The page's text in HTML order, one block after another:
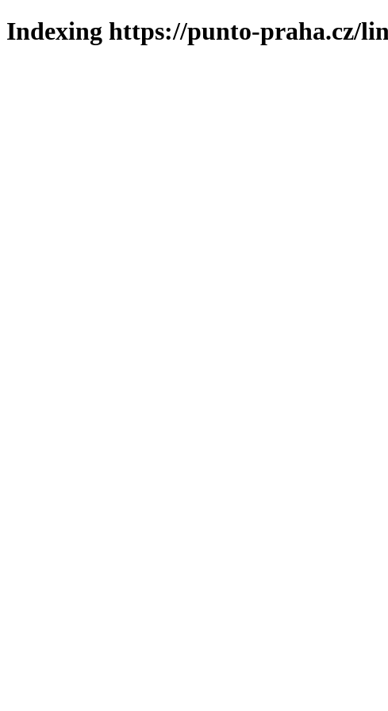
Indexing https://punto-praha.cz/